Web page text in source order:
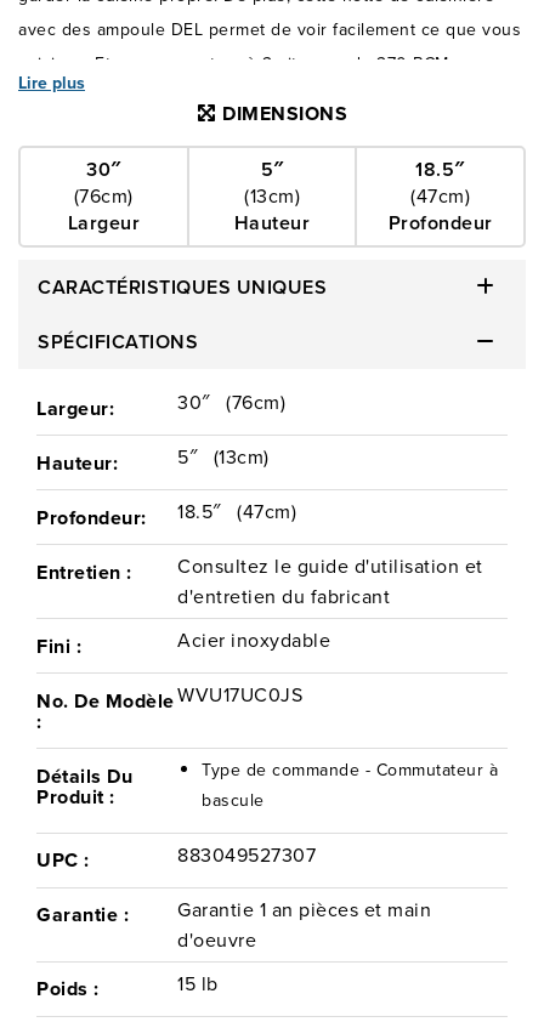
avec des ampoule DEL permet de voir facilement ce que vous
cuisinez. Et avec un moteur à 2 vitesses de 270 PCM, vous
aurez la bonne ventilation pour chaque repas.
Lire plus
DIMENSIONS
30″
(76cm)
Largeur
5″
(13cm)
Hauteur
18.5″
(47cm)
Profondeur
CARACTÉRISTIQUES UNIQUES
SPÉCIFICATIONS
Largeur: 30″(76cm)
Hauteur: 5″(13cm)
Profondeur: 18.5″(47cm)
Entretien :
Consultez le guide d'utilisation et
d'entretien du fabricant
Fini :
Acier inoxydable
No. De Modèle
:
WVU17UC0JS
Détails Du
Produit :
Type de commande - Commutateur à
bascule
UPC : 883049527307
Garantie :
Garantie 1 an pièces et main
d'oeuvre
Poids :
15 lb